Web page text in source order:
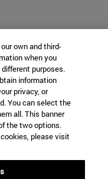
own and third-
when you
purposes.
information
privacy, or
You can select the
all. This banner
the two options.
please visit